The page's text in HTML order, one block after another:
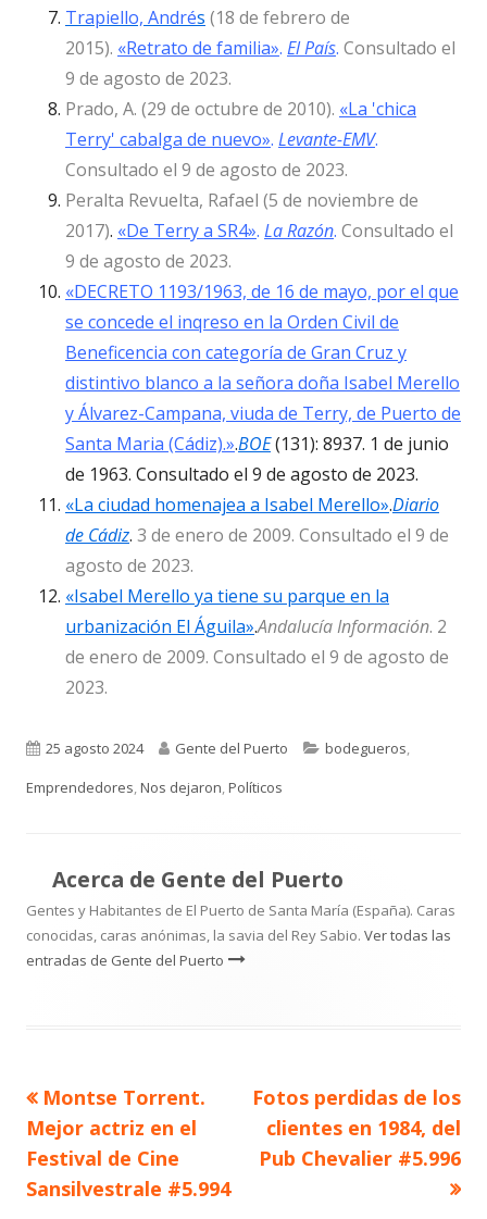
Trapiello, Andrés (18 de febrero de
2015). «Retrato de familia». El País. Consultado el
9 de agosto de 2023.
Prado, A. (29 de octubre de 2010). «La 'chica
Terry' cabalga de nuevo». Levante-EMV.
Consultado el 9 de agosto de 2023.
Peralta Revuelta, Rafael (5 de noviembre de
2017). «De Terry a SR4». La Razón. Consultado el
9 de agosto de 2023.
«DECRETO 1193/1963, de 16 de mayo, por el que
se concede el inqreso en la Orden Civil de
Beneficencia con categoría de Gran Cruz y
distintivo blanco a la señora doña Isabel Merello
y Álvarez-Campana, viuda de Terry, de Puerto de
Santa Maria (Cádiz).».BOE(131): 8937. 1 de junio
de 1963. Consultado el 9 de agosto de 2023.
«La ciudad homenajea a Isabel Merello».Diario
de Cádiz. 3 de enero de 2009. Consultado el 9 de
agosto de 2023.
«Isabel Merello ya tiene su parque en la
urbanización El Águila».Andalucía Información. 2
de enero de 2009. Consultado el 9 de agosto de
2023.
Publicado
el
25 agosto 2024 Autor
Gente del Puerto Categorías
bodegueros
Emprendedores Nos dejaron Políticos
Acerca de Gente del Puerto
Gentes y Habitantes de El Puerto de Santa María (España). Caras
conocidas, caras anónimas, la savia del Rey Sabio. Ver todas las
entradas de Gente del Puerto
Navegación
de
entradas
Artículo
anterior
Montse Torrent.
Mejor actriz en el
Festival de Cine
Sansilvestrale #5.994
Artículo
siguiente
Fotos perdidas de los
clientes en 1984, del
Pub Chevalier #5.996